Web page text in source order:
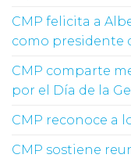
CMP felicita a
como presidente
CMP comparte
por el Día de la
CMP reconoce a
CMP sostiene